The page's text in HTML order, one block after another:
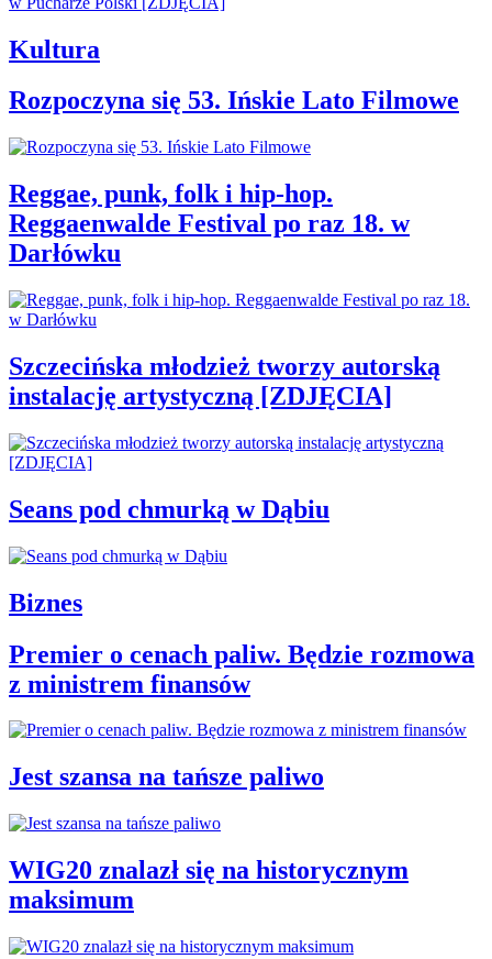
Kultura
Rozpoczyna się 53. Ińskie Lato Filmowe
Reggae, punk, folk i hip-hop.
Reggaenwalde Festival po raz 18. w
Darłówku
Szczecińska młodzież tworzy autorską
instalację artystyczną [ZDJĘCIA]
Seans pod chmurką w Dąbiu
Biznes
Premier o cenach paliw. Będzie rozmowa
z ministrem finansów
Jest szansa na tańsze paliwo
WIG20 znalazł się na historycznym
maksimum